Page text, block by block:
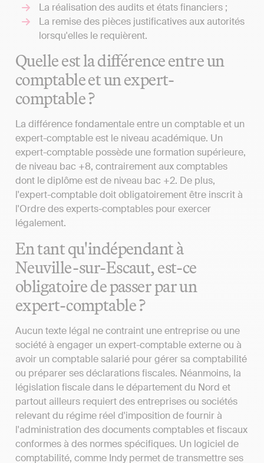
La réalisation des audits et états financiers ;
La remise des pièces justificatives aux autorités
lorsqu'elles le requièrent.
Quelle est la différence entre un
comptable et un expert-
comptable ?
La différence fondamentale entre un comptable et un
expert-comptable est le niveau académique. Un
expert-comptable possède une formation supérieure,
de niveau bac +8, contrairement aux comptables
dont le diplôme est de niveau bac +2. De plus,
l'expert-comptable doit obligatoirement être inscrit à
l'Ordre des experts-comptables pour exercer
légalement.
En tant qu'indépendant à
Neuville-sur-Escaut, est-ce
obligatoire de passer par un
expert-comptable ?
Aucun texte légal ne contraint une entreprise ou une
société à engager un expert-comptable externe ou à
avoir un comptable salarié pour gérer sa comptabilité
ou préparer ses déclarations fiscales. Néanmoins, la
législation fiscale dans le département du Nord et
partout ailleurs requiert des entreprises ou sociétés
relevant du régime réel d'imposition de fournir à
l'administration des documents comptables et fiscaux
conformes à des normes spécifiques. Un logiciel de
comptabilité, comme Indy permet de transmettre ses